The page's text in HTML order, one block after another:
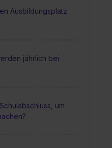
Ausbildungsplatz
jährlich bei
um